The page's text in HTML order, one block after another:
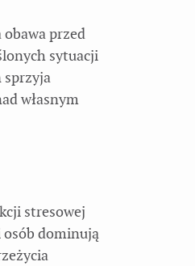
przed
sytuacji
sprzyja
własnym
stresowej
osób dominują